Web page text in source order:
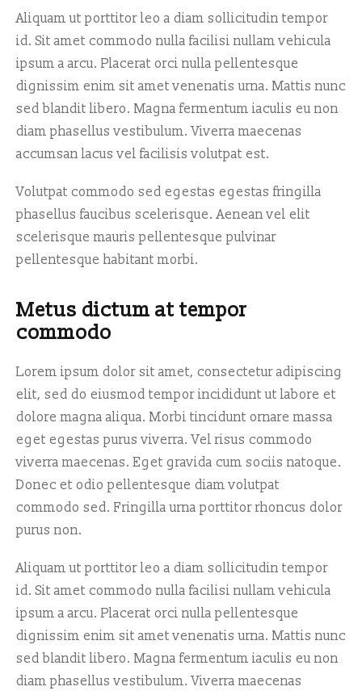
Aliquam ut porttitor leo a diam sollicitudin tempor
id. Sit amet commodo nulla facilisi nullam vehicula
ipsum a arcu. Placerat orci nulla pellentesque
dignissim enim sit amet venenatis urna. Mattis nunc
sed blandit libero. Magna fermentum iaculis eu non
diam phasellus vestibulum. Viverra maecenas
accumsan lacus vel facilisis volutpat est.
Volutpat commodo sed egestas egestas fringilla
phasellus faucibus scelerisque. Aenean vel elit
scelerisque mauris pellentesque pulvinar
pellentesque habitant morbi.
Metus dictum at tempor
commodo
Lorem ipsum dolor sit amet, consectetur adipiscing
elit, sed do eiusmod tempor incididunt ut labore et
dolore magna aliqua. Morbi tincidunt ornare massa
eget egestas purus viverra. Vel risus commodo
viverra maecenas. Eget gravida cum sociis natoque.
Donec et odio pellentesque diam volutpat
commodo sed. Fringilla urna porttitor rhoncus dolor
purus non.
Aliquam ut porttitor leo a diam sollicitudin tempor
id. Sit amet commodo nulla facilisi nullam vehicula
ipsum a arcu. Placerat orci nulla pellentesque
dignissim enim sit amet venenatis urna. Mattis nunc
sed blandit libero. Magna fermentum iaculis eu non
diam phasellus vestibulum. Viverra maecenas